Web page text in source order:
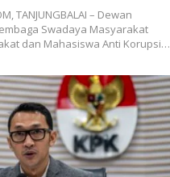
TANJUNGBALAI – Dewan
Swadaya Masyarakat
dan Mahasiswa Anti Korupsi…